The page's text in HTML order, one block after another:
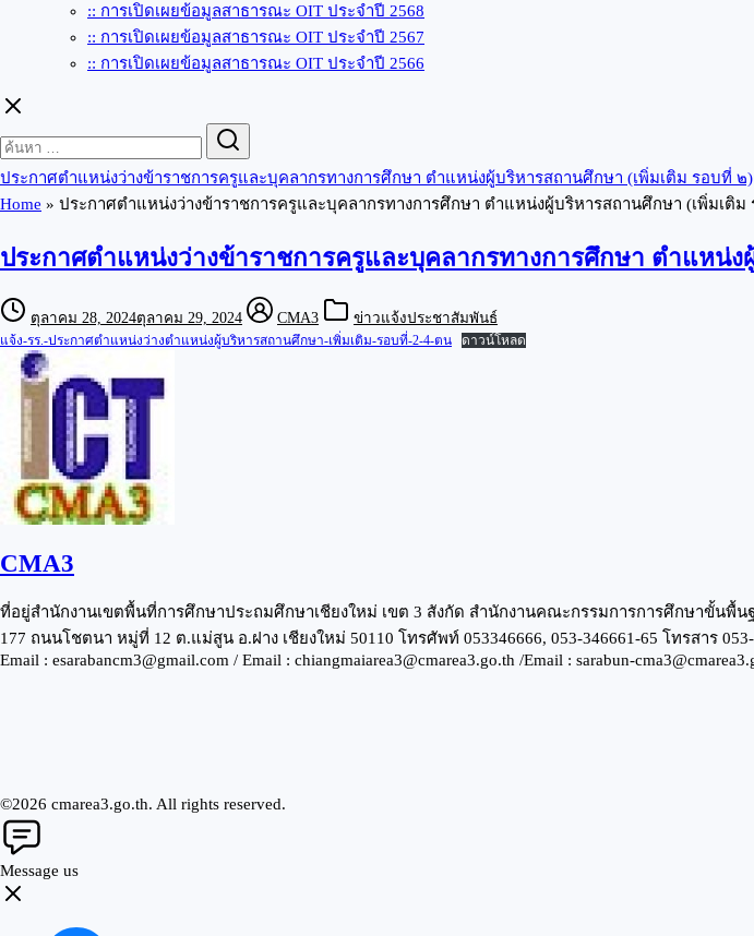
:: การเปิดเผยข้อมูลสาธารณะ OIT ประจำปี 2568
:: การเปิดเผยข้อมูลสาธารณะ OIT ประจำปี 2567
:: การเปิดเผยข้อมูลสาธารณะ OIT ประจำปี 2566
for:
ประกาศตำแหน่งว่างข้าราชการครูและบุคลากรทางการศึกษา ตำแหน่งผู้บริหารสถานศึกษา (เพิ่มเติม รอบที่ ๒)
Home » ประกาศตำแหน่งว่างข้าราชการครูและบุคลากรทางการศึกษา ตำแหน่งผู้บริหารสถานศึกษา (เพิ่มเติม
ประกาศตำแหน่งว่างข้าราชการครูและบุคลากรทางการศึกษา ตำแหน่
ตุลาคม 28, 2024ตุลาคม 29, 2024 CMA3 ข่าวแจ้งประชาสัมพันธ์
แจ้ง-รร.-ประกาศตำแหน่งว่างตำแหน่งผู้บริหารสถานศึกษา-เพิ่มเติม-รอบที่-2-4-ตน ดาวน์โหลด
CMA3
ที่อยู่สำนักงานเขตพื้นที่การศึกษาประถมศึกษาเชียงใหม่ เขต 3 สังกัด สำนักงานคณะกรรมการการศึกษาขั้นพื้น
177 ถนนโชตนา หมู่ที่ 12 ต.แม่สูน อ.ฝาง เชียงใหม่ 50110 โทรศัพท์ 053346666, 053-346661-65 โทรสาร 053-
Email : esarabancm3@gmail.com / Email : chiangmaiarea3@cmarea3.go.th /Email : sarabun-
©2026 cmarea3.go.th. All rights reserved.
Message us